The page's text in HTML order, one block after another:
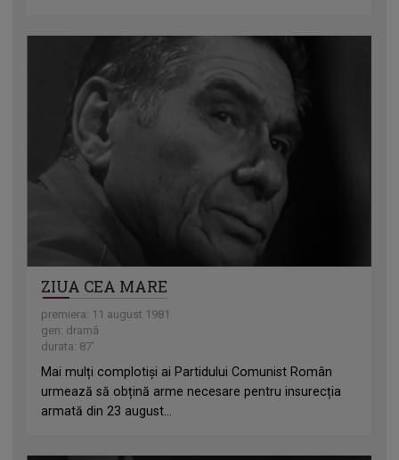
ZIUA CEA MARE
premiera: 11 august 1981
gen: dramă
durata: 87'
Mai mulți complotiși ai Partidului Comunist Român
urmează să obțină arme necesare pentru insurecția
armată din 23 august...